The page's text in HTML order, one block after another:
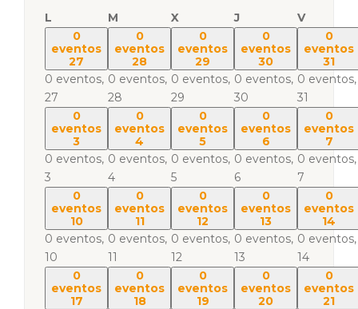
L M X J
V
0
eventos
27
0 eventos,
27
0
eventos
28
0 eventos,
28
0
eventos
29
0 eventos,
29
0
eventos
30
0 eventos,
30
0
eventos
31
0 eventos,
31
0
eventos
3
0 eventos,
3
0
eventos
4
0 eventos,
4
0
eventos
5
0 eventos,
5
0
eventos
6
0 eventos,
6
0
eventos
7
0 eventos,
7
0
eventos
10
0 eventos,
10
0
eventos
11
0 eventos,
11
0
eventos
12
0 eventos,
12
0
eventos
13
0 eventos,
13
0
eventos
14
0 eventos,
14
0
eventos
17
0
eventos
18
0
eventos
19
0
eventos
20
0
eventos
21